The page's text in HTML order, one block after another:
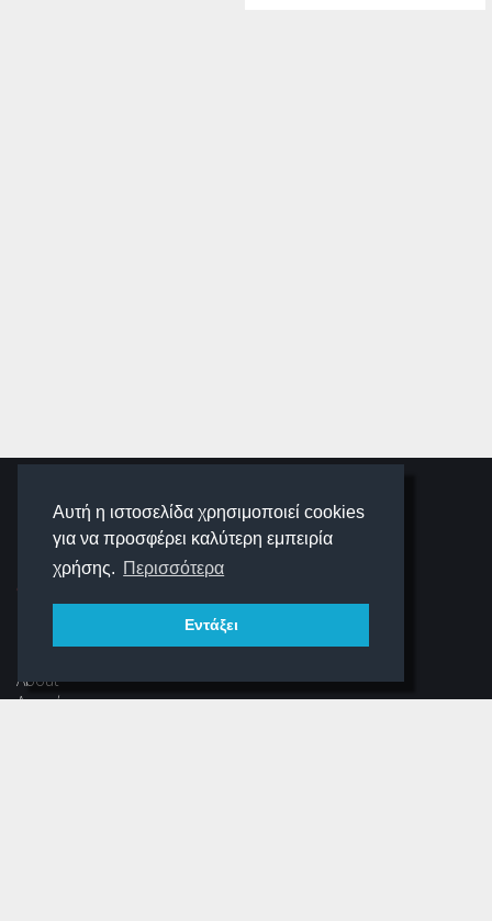
Αυτή η ιστοσελίδα χρησιμοποιεί cookies
για να προσφέρει καλύτερη εμπειρία
χρήσης. Περισσότερα
Εντάξει
SCHOOLIGANS
SCHOOLWAVE
ΠΛΟΉΓΗΣΗ
About
Αρχική